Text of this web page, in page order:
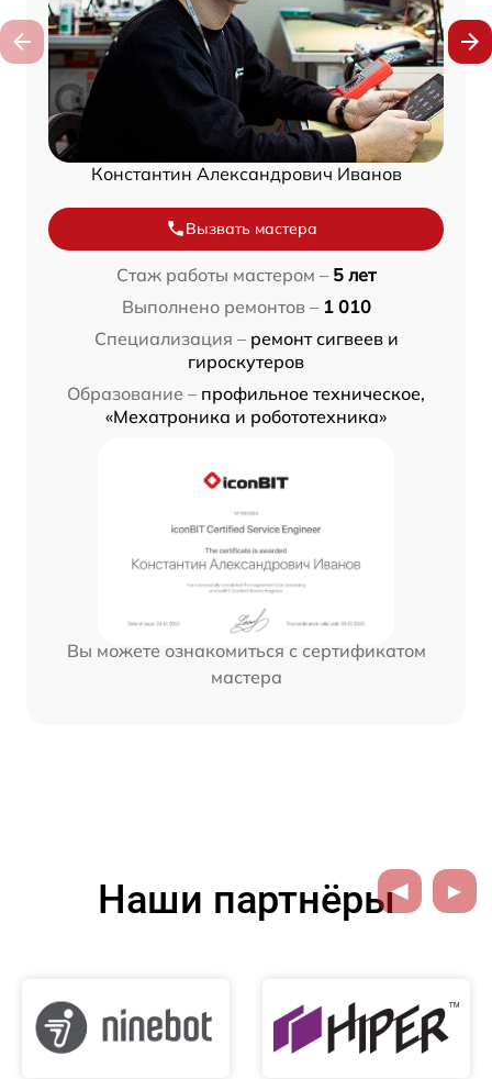
Константин Александрович Иванов
Вызвать мастера
Стаж работы мастером – 5 лет
Выполнено ремонтов – 1 010
Специализация – ремонт сигвеев и
гироскутеров
Образование – профильное техническое,
«Мехатроника и робототехника»
Вы можете ознакомиться с сертификатом
мастера
Наши партнёры